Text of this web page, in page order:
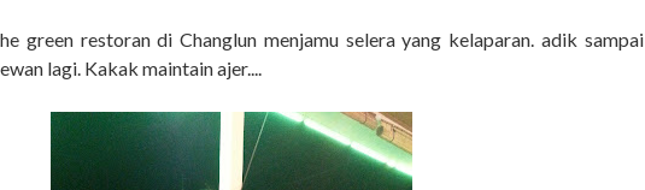
green restoran di Changlun menjamu selera yang kelaparan. adik sampai
lagi. Kakak maintain ajer....